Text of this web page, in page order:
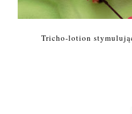
Tricho-lotion